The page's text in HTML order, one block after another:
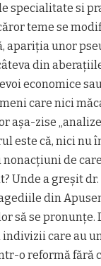
specialitate si
teme se
apariția unor
din
economice
care nici
așa-zise
este că, nici nu
de
Unde a greșit dr.
din
să se pronunțe.
care au
o reformă fără